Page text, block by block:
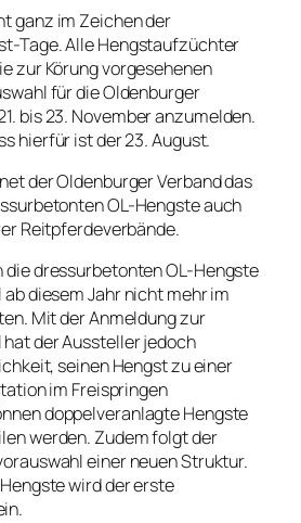
ganz im Zeichen der
Tage. Alle Hengstaufzüchter
zur Körung vorgesehenen
für die Oldenburger
bis 23. November anzumelden.
hierfür ist der 23. August.
der Oldenburger Verband das
OL-Hengste auch
Reitpferdeverbände.
dressurbetonten OL-Hengste
diesem Jahr nicht mehr im
Mit der Anmeldung zur
der Aussteller jedoch
seinen Hengst zu einer
im Freispringen
doppelveranlagte Hengste
werden. Zudem folgt der
einer neuen Struktur.
wird der erste